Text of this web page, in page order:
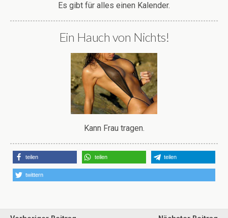
Es gibt für alles einen Kalender.
Ein Hauch von Nichts!
Kann Frau tragen.
teilen teilen teilen
twittern